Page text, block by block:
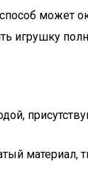
может
игрушку
материал,